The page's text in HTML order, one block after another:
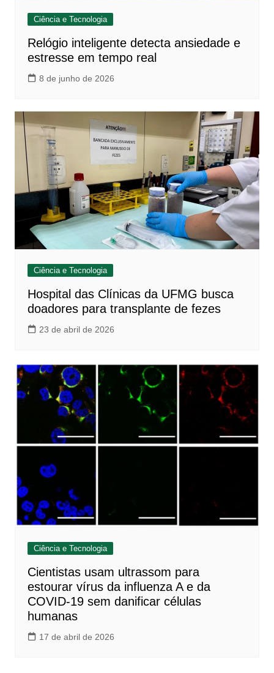
Ciência e Tecnologia
Relógio inteligente detecta ansiedade e
estresse em tempo real
8 de junho de 2026
Ciência e Tecnologia
Hospital das Clínicas da UFMG busca
doadores para transplante de fezes
23 de abril de 2026
Ciência e Tecnologia
Cientistas usam ultrassom para
estourar vírus da influenza A e da
COVID-19 sem danificar células
humanas
17 de abril de 2026